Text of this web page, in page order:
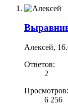
Алексей,
Ответов:
2
Просмотров:
6 256